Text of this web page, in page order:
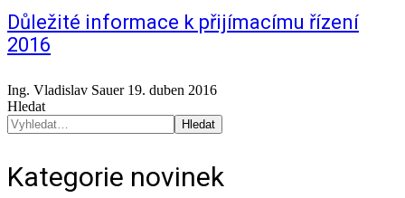
Důležité informace k přijímacímu řízení
2016
Ing. Vladislav Sauer 19. duben 2016
Hledat
Hledat
Kategorie novinek